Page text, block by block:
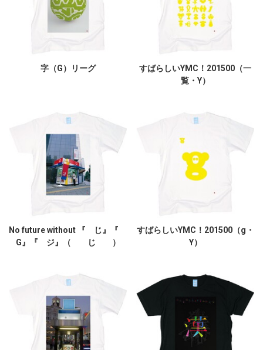
字（G）リーグ
すばらしいYMC！201500（一
覧・Y）
No future without 『 じ』『
G』『 ジ』（ じ ）
すばらしいYMC！201500（g・
Y）